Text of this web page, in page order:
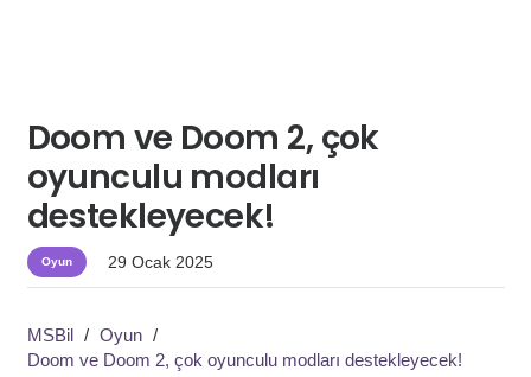
Doom ve Doom 2, çok
oyunculu modları
destekleyecek!
Oyun 29 Ocak 2025
MSBil / Oyun /
Doom ve Doom 2, çok oyunculu modları destekleyecek!